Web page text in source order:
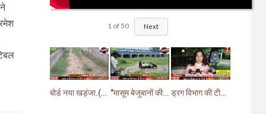
1 of 50 Next
बोर्ड नया खड़ंजा.(गायब)झबरेड़ा विधायक वीरेंद्र जत्ती के प्रस्ताव पर pwd ने बनाया खड़ंजा "मासूम बेजुबानों की दर्दनाक मौत: चंद घास के निवालों ने उजाड़ दी गरीब परिवारों की दुनिया" ड्रग विभाग की टीम ने खांसी व सर्दी जुकाम में दी जाने वाली (सिरप) की खरीदारी व बिक्री पर लगाई रोक.